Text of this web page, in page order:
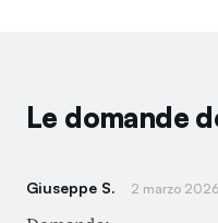
Le domande
Giuseppe S. 2 marzo 2026